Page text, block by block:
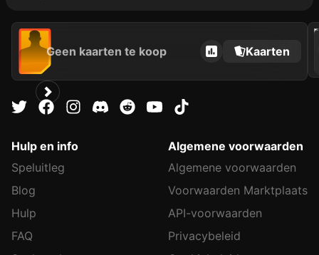
Geen kaarten te koop Kaarten
2022
Hulp en info
Speluitleg
Blog
Hulp
FAQ
Algemene voorwaarden
Algemene voorwaarden
Voorwaarden Marktplaats
API-voorwaarden
Privacybeleid